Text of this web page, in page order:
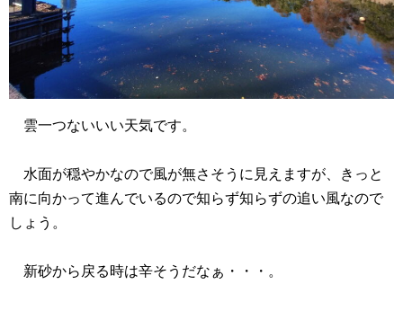
雲一つないいい天気です。
水面が穏やかなので風が無さそうに見えますが、きっと
南に向かって進んでいるので知らず知らずの追い風なので
しょう。
新砂から戻る時は辛そうだなぁ・・・。